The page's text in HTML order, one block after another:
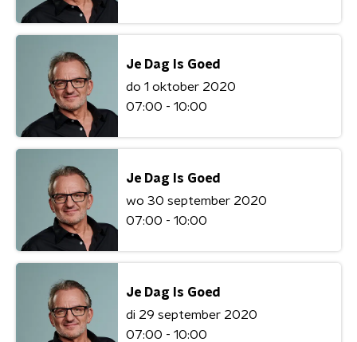
Je Dag Is Goed
do 1 oktober 2020
07:00 - 10:00
Je Dag Is Goed
wo 30 september 2020
07:00 - 10:00
Je Dag Is Goed
di 29 september 2020
07:00 - 10:00